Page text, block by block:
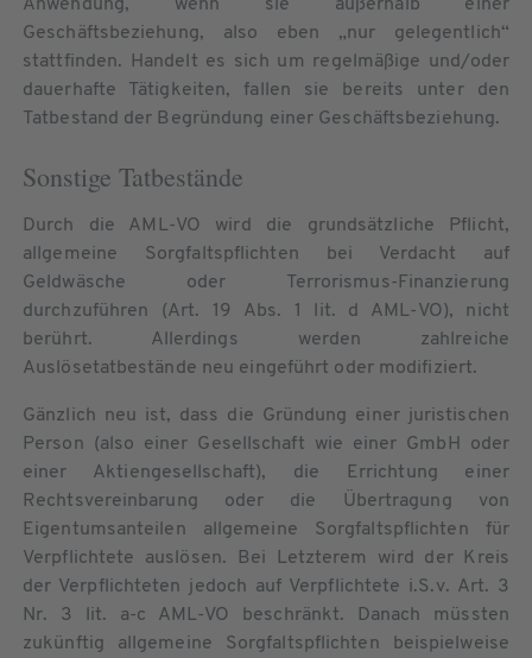
Anwendung, wenn sie außerhalb einer
Geschäftsbeziehung, also eben „nur gelegentlich“
stattfinden. Handelt es sich um regelmäßige und/oder
dauerhafte Tätigkeiten, fallen sie bereits unter den
Tatbestand der Begründung einer Geschäftsbeziehung.
Sonstige Tatbestände
Durch die AML-VO wird die grundsätzliche Pflicht,
allgemeine Sorgfaltspflichten bei Verdacht auf
Geldwäsche oder Terrorismus-Finanzierung
durchzuführen (Art. 19 Abs. 1 lit. d AML-VO), nicht
berührt. Allerdings werden zahlreiche
Auslösetatbestände neu eingeführt oder modifiziert.
Gänzlich neu ist, dass die Gründung einer juristischen
Person (also einer Gesellschaft wie einer GmbH oder
einer Aktiengesellschaft), die Errichtung einer
Rechtsvereinbarung oder die Übertragung von
Eigentumsanteilen allgemeine Sorgfaltspflichten für
Verpflichtete auslösen. Bei Letzterem wird der Kreis
der Verpflichteten jedoch auf Verpflichtete i.S.v. Art. 3
Nr. 3 lit. a-c AML-VO beschränkt. Danach müssten
zukünftig allgemeine Sorgfaltspflichten beispielweise